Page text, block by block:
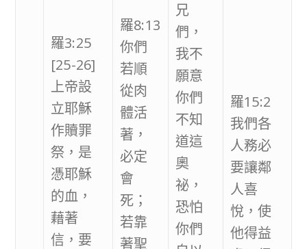
羅3:25
[25-26]
上帝設
立耶穌
作贖罪
祭，是
憑耶穌
的血，
藉著
信，要
羅8:13
你們
若順
從肉
體活
著，
必定
會
死；
若靠
著聖
兄
們，
我不
願意
你們
不知
道這
奧
祕，
恐怕
你們
羅15:2
我們各
人務必
要讓鄰
人喜
悅，使
他得益